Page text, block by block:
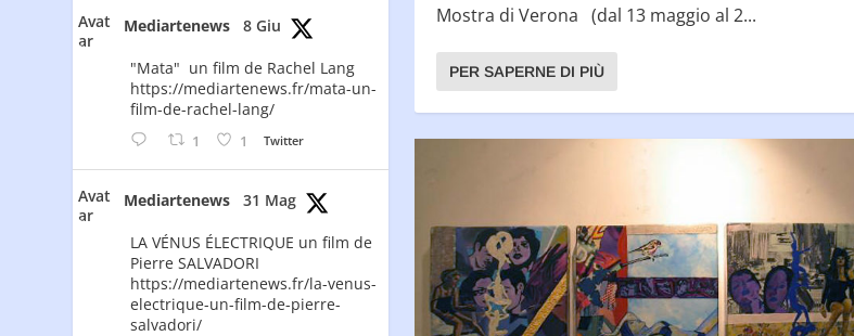
Mostra di Verona (dal 13 maggio al 2...
PER SAPERNE DI PIÙ
Avat
ar
Mediartenews 8 Giu
"Mata" un film de Rachel Lang
https://mediartenews.fr/mata-un-
film-de-rachel-lang/
1 1 Twitter
Avat
ar
Mediartenews 31 Mag
LA VÉNUS ÉLECTRIQUE un film de
Pierre SALVADORI
https://mediartenews.fr/la-venus-
electrique-un-film-de-pierre-
salvadori/